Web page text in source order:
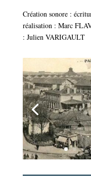
Création sonore :
réalisation : Marc
: Julien VARIGAULT